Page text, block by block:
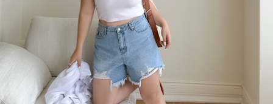
MADE
세트할인 ~30%
아우터
티셔츠
니트
블라우스